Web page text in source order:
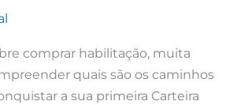
comprar habilitação, muita
quais são os caminhos
a sua primeira Carteira